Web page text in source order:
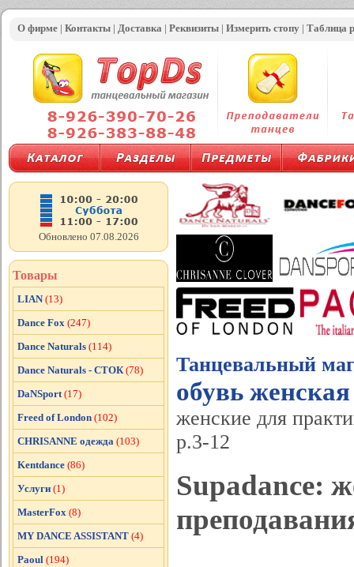
О фирме | Контакты | Доставка | Реквизиты | Измерить стопу | Таблица
Танцевальный
обувь
женские для
р.3-12
Supadance:
Обновлено 07.08.2026
Товары
LIAN (13)
Dance Fox (247)
Dance Naturals (114)
Dance Naturals - СТОК (78)
DaNSport (17)
Freed of London (102)
CHRISANNE одежда (103)
Kentdance (86)
Услуги (1)
MasterFox (8)
MY DANCE ASSISTANT (4)
Paoul (194)